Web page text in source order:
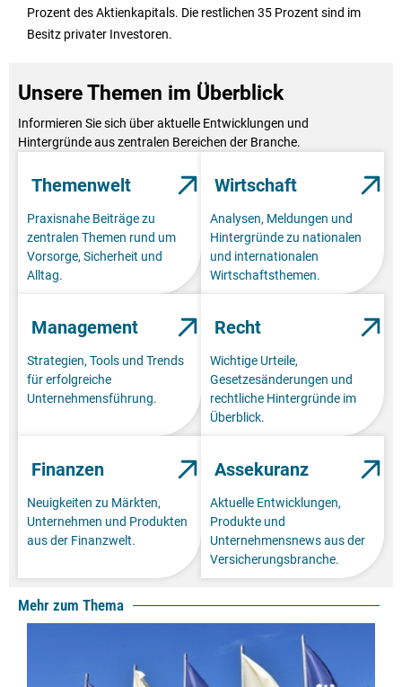
Prozent des Aktienkapitals. Die restlichen 35 Prozent sind im
Besitz privater Investoren.
Unsere Themen im Überblick
Informieren Sie sich über aktuelle Entwicklungen und
Hintergründe aus zentralen Bereichen der Branche.
Themenwelt
Praxisnahe Beiträge zu
zentralen Themen rund um
Vorsorge, Sicherheit und
Alltag.
Wirtschaft
Analysen, Meldungen und
Hintergründe zu nationalen
und internationalen
Wirtschaftsthemen.
Management
Strategien, Tools und Trends
für erfolgreiche
Unternehmensführung.
Recht
Wichtige Urteile,
Gesetzesänderungen und
rechtliche Hintergründe im
Überblick.
Finanzen
Neuigkeiten zu Märkten,
Unternehmen und Produkten
aus der Finanzwelt.
Assekuranz
Aktuelle Entwicklungen,
Produkte und
Unternehmensnews aus der
Versicherungsbranche.
Mehr zum Thema